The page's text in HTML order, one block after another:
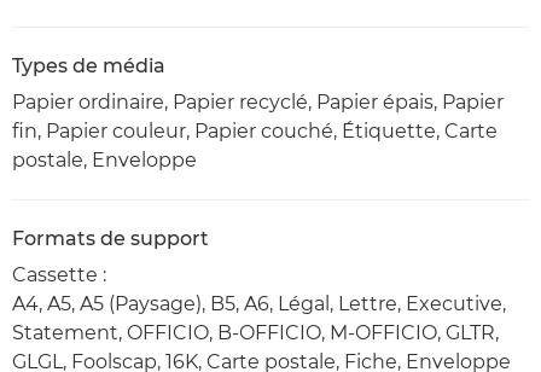
Types de média
Papier ordinaire, Papier recyclé, Papier épais, Papier
fin, Papier couleur, Papier couché, Étiquette, Carte
postale, Enveloppe
Formats de support
Cassette :
A4, A5, A5 (Paysage), B5, A6, Légal, Lettre, Executive,
Statement, OFFICIO, B-OFFICIO, M-OFFICIO, GLTR,
GLGL, Foolscap, 16K, Carte postale, Fiche, Enveloppe